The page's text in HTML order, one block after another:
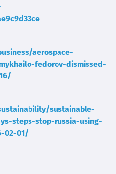
aerospace-
fedorov-dismissed-
sustainable-
steps-stop-russia-using-
02-01/